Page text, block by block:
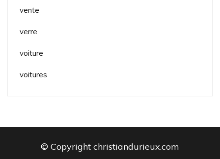
vente
verre
voiture
voitures
© Copyright christiandurieux.com